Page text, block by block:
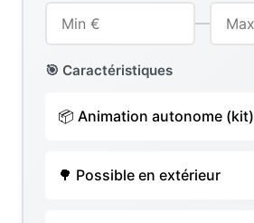
—
🎯 Caractéristiques
📦 Animation autonome (kit)
🌳 Possible en extérieur